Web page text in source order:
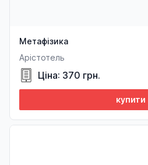
Метафізика
Арістотель
Ціна: 370 грн.
купити